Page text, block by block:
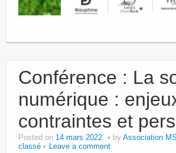
Conférence : La
numérique :
contraintes et
Posted on 14 mars 2022 by Association
classé
Leave a comment